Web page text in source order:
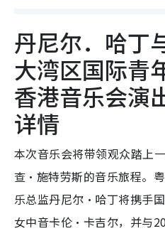
丹尼尔．哈丁
大湾区国际青
香港音乐会演
详情
本次音乐会将带领观众踏上
查·施特劳斯的音乐旅程。
乐总监丹尼尔·哈丁将携手
女中音卡伦·卡吉尔，并与